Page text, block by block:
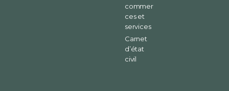
commer
ces et
services
Carnet
d’état
civil